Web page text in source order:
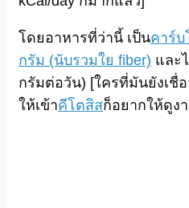
โดยอาหารที่ว่านี้ เป็นคาร์บ
กรัม (นับรวมใย fiber) และ
กรัมต่อวัน) [ใครที่มันยังเชื่
ให้เข้าคีโตสิสก็อยากให้ดูง